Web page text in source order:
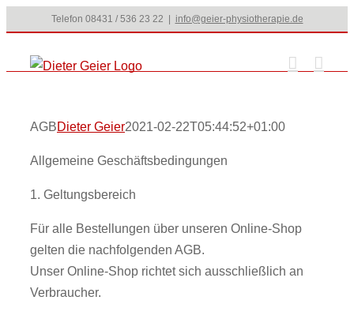
Inhalt
springen
Telefon 08431 / 536 23 22 info@geier-physiotherapie.de
AGBDieter Geier2021-02-22T05:44:52+01:00
Allgemeine Geschäftsbedingungen
1. Geltungsbereich
Für alle Bestellungen über unseren Online-Shop
gelten die nachfolgenden AGB.
Unser Online-Shop richtet sich ausschließlich an
Verbraucher.